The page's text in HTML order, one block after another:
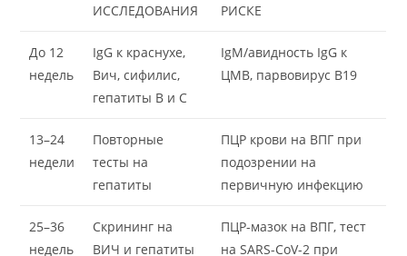
ИССЛЕДОВАНИЯ
РИСКЕ
До 12
недель
IgG к краснухе,
Вич, сифилис,
гепатиты B и C
IgM/авидность IgG к
ЦМВ, парвовирус B19
13–24
недели
Повторные
тесты на
гепатиты
ПЦР крови на ВПГ при
подозрении на
первичную инфекцию
25–36
недель
Скрининг на
ВИЧ и гепатиты
ПЦР-мазок на ВПГ, тест
на SARS-CoV-2 при